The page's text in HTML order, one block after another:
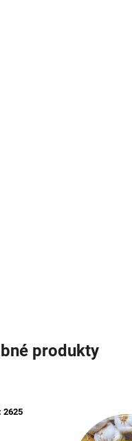
produkty
2625